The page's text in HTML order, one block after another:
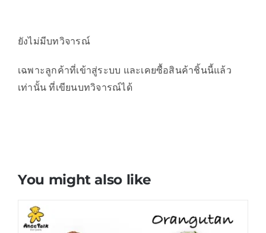
ยังไม่มีบทวิจารณ์
เฉพาะลูกค้าที่เข้าสู่ระบบ และเคยซื้อสินค้าชิ้นนี้แล้ว
เท่านั้น ที่เขียนบทวิจารณ์ได้
You might also like